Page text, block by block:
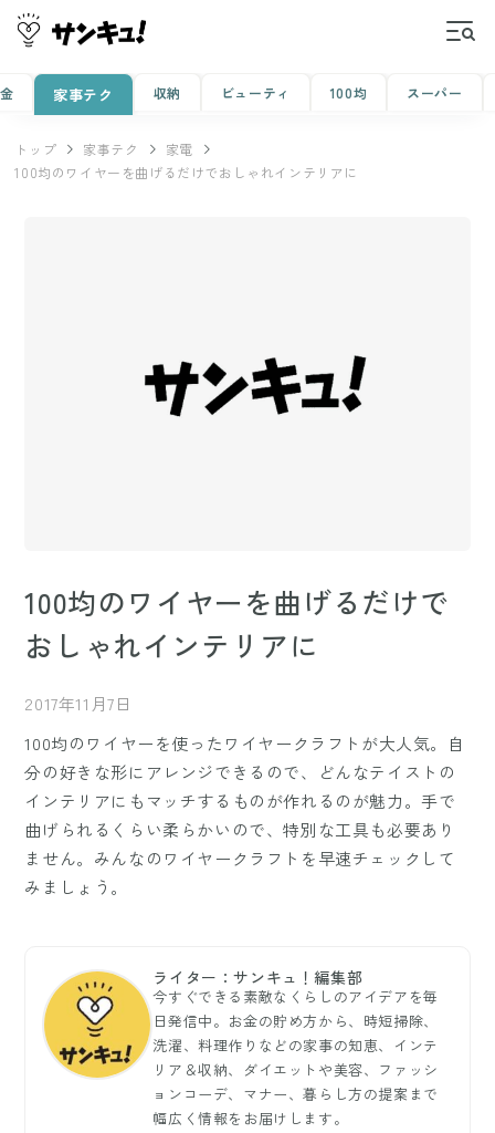
家事テク 収納 ビューティ 100均 スーパー
トップ 家事テク
家電
100均のワイヤーを曲げるだけでおしゃれインテリアに
100均のワイヤーを曲げるだけで
おしゃれインテリアに
2017年11月7日
100均のワイヤーを使ったワイヤークラフトが大人気。自
分の好きな形にアレンジできるので、どんなテイストの
インテリアにもマッチするものが作れるのが魅力。手で
曲げられるくらい柔らかいので、特別な工具も必要あり
ません。みんなのワイヤークラフトを早速チェックして
みましょう。
ライター：サンキュ！編集部
今すぐできる素敵なくらしのアイデアを毎
日発信中。お金の貯め方から、時短掃除、
洗濯、料理作りなどの家事の知恵、インテ
リア＆収納、ダイエットや美容、ファッシ
ョンコーデ、マナー、暮らし方の提案まで
幅広く情報をお届けします。